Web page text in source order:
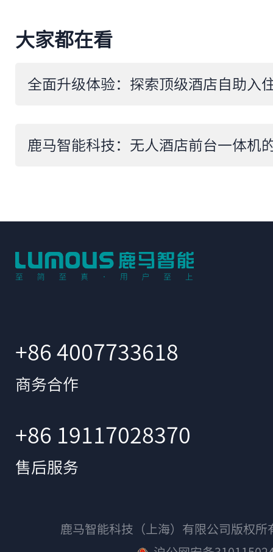
大家都在看
+86 4007733618
商务合作
+86 19117028370
售后服务
鹿马智能科技（上海）有限公司版权